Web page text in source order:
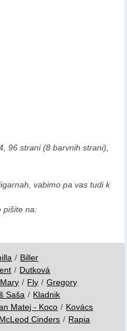
96 strani (8 barvnih strani),
vabimo pa vas tudi k
pišite na:
/ Biller
/ Dutková
/ Fly / Gregory
Saša / Kladnik
Matej - Koco / Kovács
McLeod Cinders / Rapia